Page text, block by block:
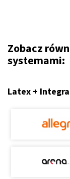
Zobacz
systemami:
Latex +